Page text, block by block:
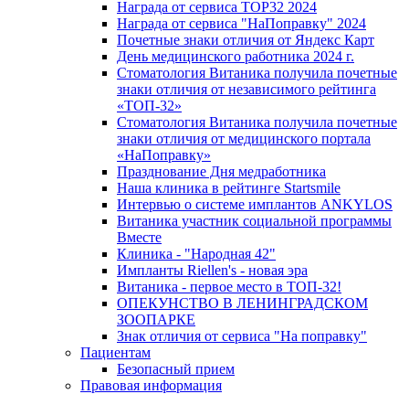
Награда от сервиса TOP32 2024
Награда от сервиса "НаПоправку" 2024
Почетные знаки отличия от Яндекс Карт
День медицинского работника 2024 г.
Стоматология Витаника получила почетные
знаки отличия от независимого рейтинга
«ТОП-32»
Стоматология Витаника получила почетные
знаки отличия от медицинского портала
«НаПоправку»
Празднование Дня медработника
Наша клиника в рейтинге Startsmile
Интервью о системе имплантов ANKYLOS
Витаника участник социальной программы
Вместе
Клиника - "Народная 42"
Импланты Riellen's - новая эра
Витаника - первое место в ТОП-32!
ОПЕКУНСТВО В ЛЕНИНГРАДСКОМ
ЗООПАРКЕ
Знак отличия от сервиса "На поправку"
Пациентам
Безопасный прием
Правовая информация